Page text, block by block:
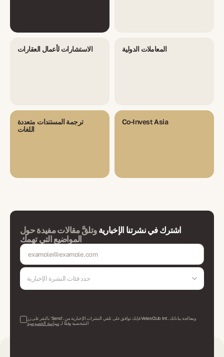
الاستشارات لأعمال العقارات المعاملات الدولية
ترجمة المستندات متعددة
اللغات
Co-Invest Asia
اشترك في نشرتنا الإخباريةوتلقَّ مقالات مفيدة حول
المواضيع التي تهمك
حدد فئات النشرة الإخبارية
بالنقر على زر 'Send'، فإنك توافق على تلقي النشرات الإخبارية من VelesClub Int. ومعالجة بياناتك
الشخصية وفقًا لـ سياسة الخصوصية